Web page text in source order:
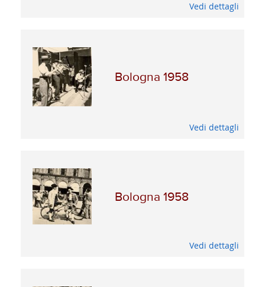
Vedi dettagli
Bologna 1958
Vedi dettagli
Bologna 1958
Vedi dettagli